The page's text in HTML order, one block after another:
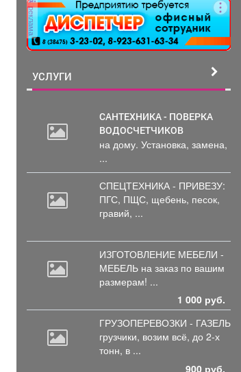
Новосибирск с...
реклама
УСЛУГИ
САНТЕХНИКА - ПОВЕРКА
ВОДОСЧЕТЧИКОВ
на дому. Установка, замена,
...
СПЕЦТЕХНИКА - ПРИВЕЗУ:
ПГС, ПЩС, щебень, песок,
гравий, ...
ИЗГОТОВЛЕНИЕ МЕБЕЛИ -
МЕБЕЛЬ на заказ по вашим
размерам! ...
1 000 руб.
ГРУЗОПЕРЕВОЗКИ - ГАЗЕЛЬ
грузчики, возим всё, до 2-х
тонн, в ...
900 руб.